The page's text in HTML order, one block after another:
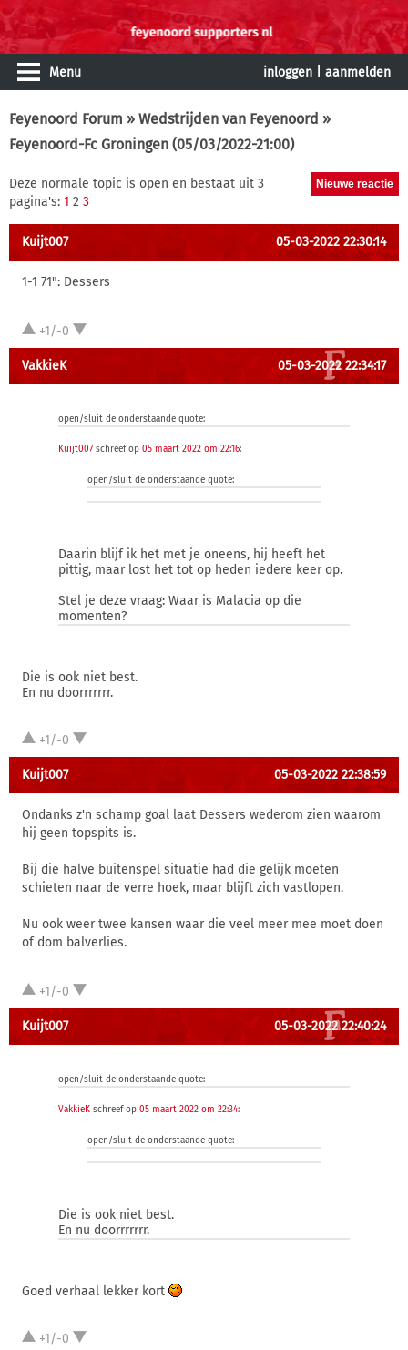
Menu inloggen aanmelden
Feyenoord Forum » Wedstrijden van Feyenoord »
Feyenoord-Fc Groningen (05/03/2022-21:00)
Deze normale topic is open en bestaat uit 3
pagina's: 1 2 3
Kuijt007 05-03-2022 22:30:14
1-1 71": Dessers
+1/-0
VakkieK 05-03-2022 22:34:17
open/sluit de onderstaande quote:
Kuijt007schreef op 05 maart 2022 om 22:16:
open/sluit de onderstaande quote:
Daarin blijf ik het met je oneens, hij heeft het
pittig, maar lost het tot op heden iedere keer op.
Stel je deze vraag: Waar is Malacia op die
momenten?
Die is ook niet best.
En nu doorrrrrrr.
+1/-0
Kuijt007 05-03-2022 22:38:59
Ondanks z'n schamp goal laat Dessers wederom zien waarom
hij geen topspits is.
Bij die halve buitenspel situatie had die gelijk moeten
schieten naar de verre hoek, maar blijft zich vastlopen.
Nu ook weer twee kansen waar die veel meer mee moet doen
of dom balverlies.
+1/-0
Kuijt007 05-03-2022 22:40:24
open/sluit de onderstaande quote:
VakkieK schreef op 05 maart 2022 om 22:34:
open/sluit de onderstaande quote:
Die is ook niet best.
En nu doorrrrrrr.
Goed verhaal lekker kort
+1/-0